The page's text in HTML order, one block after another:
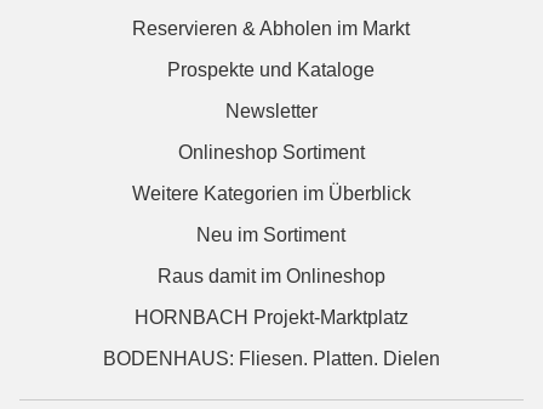
Reservieren & Abholen im Markt
Prospekte und Kataloge
Newsletter
Onlineshop Sortiment
Weitere Kategorien im Überblick
Neu im Sortiment
Raus damit im Onlineshop
HORNBACH Projekt-Marktplatz
BODENHAUS: Fliesen. Platten. Dielen